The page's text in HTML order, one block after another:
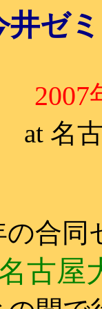
井ゼ
2007
at 名
の合同
古屋